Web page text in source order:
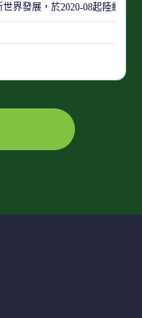
界發展，於2020-08起陸續入